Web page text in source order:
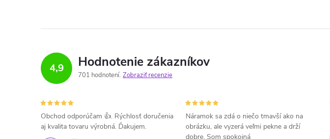
4,9 Hodnotenie zákazníkov
701 hodnotení Zobraziť recenzie
Obchod odporúčam 👍. Rýchlosť doručenia
aj kvalita tovaru výrobná. Ďakujem.
Náramok sa zdá o niečo tmavší ako na
obrázku, ale vyzerá veľmi pekne a drží
dobre. Som spokojná